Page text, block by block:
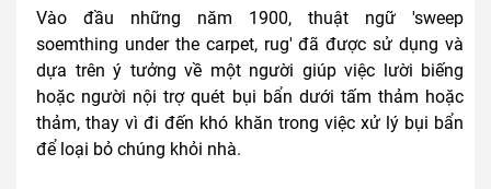
Vào đầu những năm 1900, thuật ngữ 'sweep
soemthing under the carpet, rug' đã được sử dụng và
dựa trên ý tưởng về một người giúp việc lười biếng
hoặc người nội trợ quét bụi bẩn dưới tấm thảm hoặc
thảm, thay vì đi đến khó khăn trong việc xử lý bụi bẩn
để loại bỏ chúng khỏi nhà.